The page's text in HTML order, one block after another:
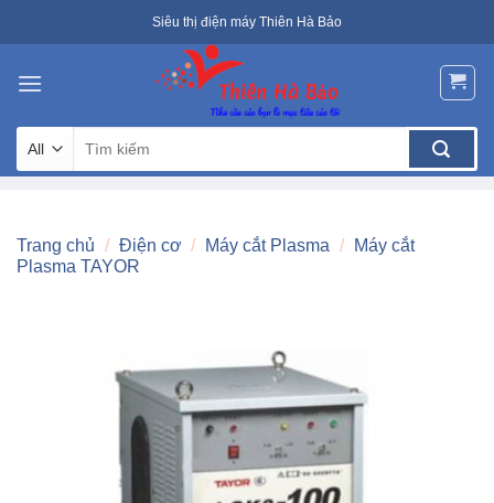
to
Siêu thị điện máy Thiên Hà Bảo
kiếm:
Trang chủ / Điện cơ / Máy cắt Plasma /
Máy cắt
Plasma TAYOR